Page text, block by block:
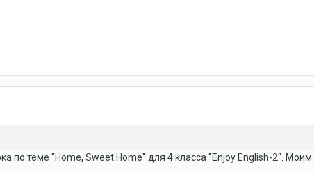
по теме "Home, Sweet Home" для 4 класса "Enjoy English-2".